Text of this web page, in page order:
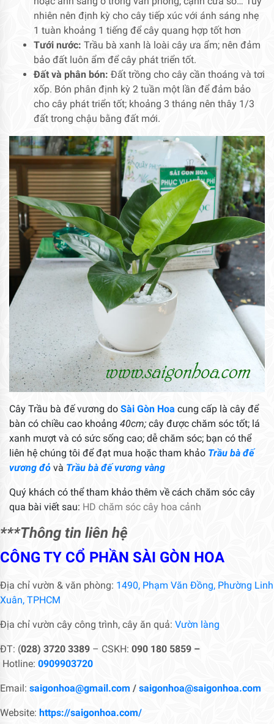
nhiên nên định kỳ cho cây tiếp xúc với ánh sáng nhẹ
1 tuàn khoảng 1 tiếng để cây quang hợp tốt hơn
Tưới nước: Trầu bà xanh là loài cây ưa ẩm; nên đảm
bảo đất luôn ẩm để cây phát triển tốt.
Đất và phân bón: Đất trồng cho cây cần thoáng và tơi
xốp. Bón phân định kỳ 2 tuần một lần để đảm bảo
cho cây phát triển tốt; khoảng 3 tháng nên thây 1/3
đất trong chậu bằng đất mới.
Cây Trầu bà đế vương do Sài Gòn Hoa cung cấp là cây để
bàn có chiều cao khoảng 40cm; cây được chăm sóc tốt; lá
xanh mượt và có sức sống cao; dễ chăm sóc; bạn có thể
liên hệ chúng tôi để đạt mua hoặc tham khảo Trầu bà đế
vương đỏ và Trầu bà đế vương vàng
Quý khách có thể tham khảo thêm về cách chăm sóc cây
qua bài viết sau: HD chăm sóc cây hoa cảnh
***Thông tin liên hệ
CÔNG TY CỔ PHẦN SÀI GÒN HOA
Địa chỉ vườn & văn phòng: 1490, Phạm Văn Đồng, Phường Linh
Xuân, TPHCM
Địa chỉ vườn cây công trình, cây ăn quả: Vườn làng
ĐT: (028) 3720 3389 – CSKH: 090 180 5859 –
Hotline: 0909903720
Email: saigonhoa@gmail.com / saigonhoa@saigonhoa.com
Website: https://saigonhoa.com/